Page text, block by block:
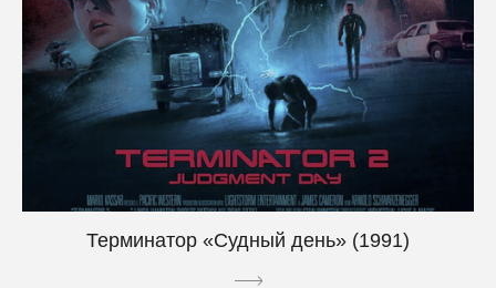
Терминатор «Судный день» (1991)